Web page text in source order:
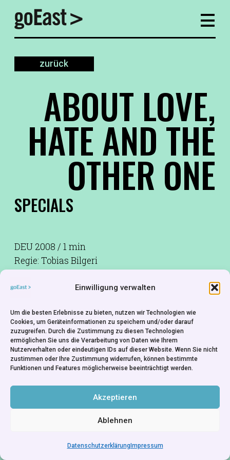
Einwilligung verwalten
Um die besten Erlebnisse zu bieten, nutzen wir Technologien wie
Cookies, um Geräteinformationen zu speichern und/oder darauf
zuzugreifen. Durch die Zustimmung zu diesen Technologien
ermöglichen Sie uns die Verarbeitung von Daten wie Ihrem
Nutzerverhalten oder eindeutigen IDs auf dieser Website. Wenn Sie nicht
zustimmen oder Ihre Zustimmung widerrufen, können bestimmte
Funktionen und Features möglicherweise beeinträchtigt werden.
Akzeptieren
Ablehnen
DatenschutzerklärungImpressum
zurück
ABOUT LOVE,
HATE AND THE
OTHER ONE
SPECIALS
DEU 2008 / 1 min
Regie: Tobias Bilgeri
LIEBE und HASS treffen sich auf einem Berg.
Wird LIEBE die Liebe von HASS bekommen, oder
wird die Liebe zum Hass?